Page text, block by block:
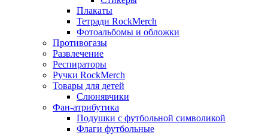
Плакаты
Тетради RockMerch
Фотоальбомы и обложки
Противогазы
Развлечение
Респираторы
Ручки RockMerch
Товары для детей
Слюнявчики
Фан-атрибутика
Подушки с футбольной символикой
Флаги футбольные